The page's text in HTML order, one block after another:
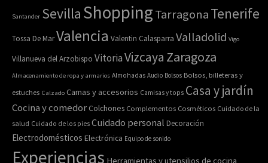
Santander Sevilla ShoppingTarragonaTenerife
Tossa De MarValencia Valentin Calasparra Valladolid Vigo
Villanueva del Arzobispo VitoriaVizcaya Zaragoza
Almacenamiento de ropa y armarios Almohadas Audio Bolsos Bolsos, billeteras y
estuches Calzado Camas y accesorios Camisas y tops Casa y jardín
Cocina y comedor Colchones Complementos Cosméticos Cuidado de la
salud Cuidado de los pies Cuidado personal Decoración
Electrodomésticos Electrónica Equipo de sonido
Experiencias Herramientas y utensilios de cocina